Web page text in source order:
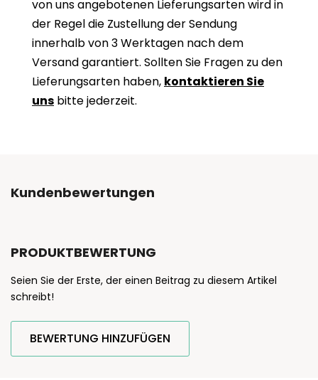
von uns angebotenen Lieferungsarten wird in
der Regel die Zustellung der Sendung
innerhalb von 3 Werktagen nach dem
Versand garantiert. Sollten Sie Fragen zu den
Lieferungsarten haben, kontaktieren Sie
uns bitte jederzeit.
Kundenbewertungen
PRODUKTBEWERTUNG
Seien Sie der Erste, der einen Beitrag zu diesem Artikel
schreibt!
BEWERTUNG HINZUFÜGEN